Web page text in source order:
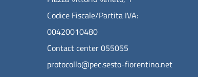
Codice Fiscale/Partita IVA:
00420010480
Contact center 055055
protocollo@pec.sesto-fiorentino.net